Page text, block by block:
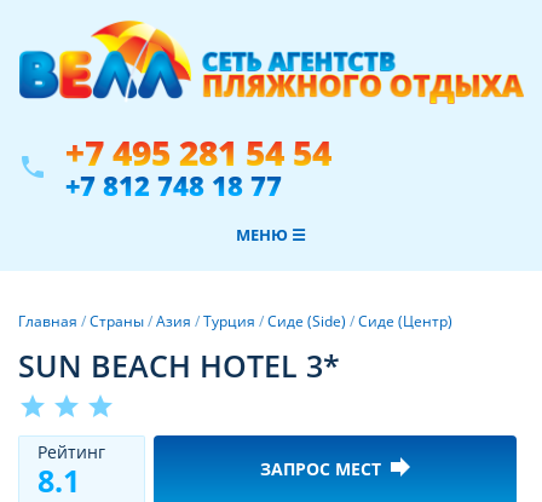
phone +7 495 281 54 54
+7 812 748 18 77
МЕНЮ ☰
Главная /Страны/Азия /Турция /Сиде (Side) /Сиде (Центр)
SUN BEACH HOTEL 3*
star star star
Рeйтинг
8.1 ЗАПРОС МЕСТ forward